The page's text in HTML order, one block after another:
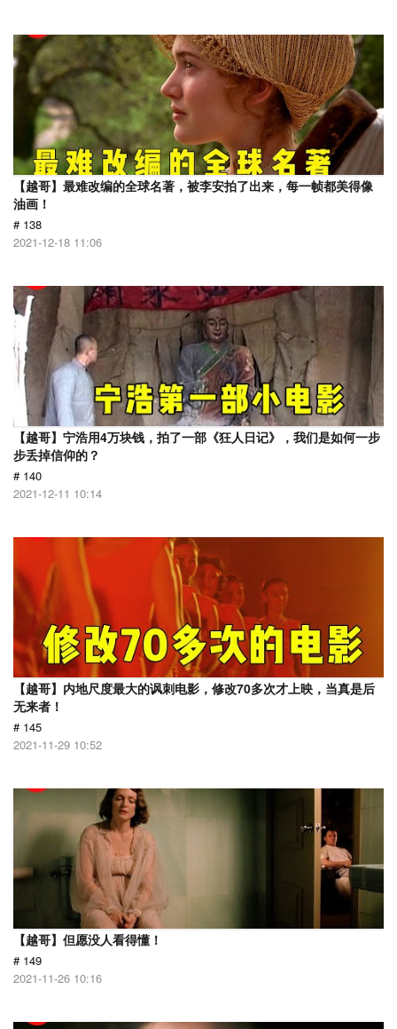
【越哥】最难改编的全球名著，被李安拍了出来，每一帧都美得像
油画！
# 138
2021-12-18 11:06
【越哥】宁浩用4万块钱，拍了一部《狂人日记》，我们是如何一步
步丢掉信仰的？
# 140
2021-12-11 10:14
【越哥】内地尺度最大的讽刺电影，修改70多次才上映，当真是后
无来者！
# 145
2021-11-29 10:52
【越哥】但愿没人看得懂！
# 149
2021-11-26 10:16